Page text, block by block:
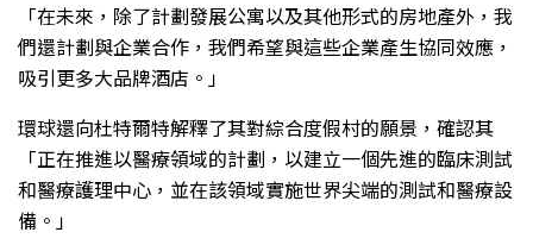
「在未來，除了計劃發展公寓以及其他形式的房地產外，我
們還計劃與企業合作，我們希望與這些企業產生協同效應，
吸引更多大品牌酒店。」
環球還向杜特爾特解釋了其對綜合度假村的願景，確認其
「正在推進以醫療領域的計劃，以建立一個先進的臨床測試
和醫療護理中心，並在該領域實施世界尖端的測試和醫療設
備。」